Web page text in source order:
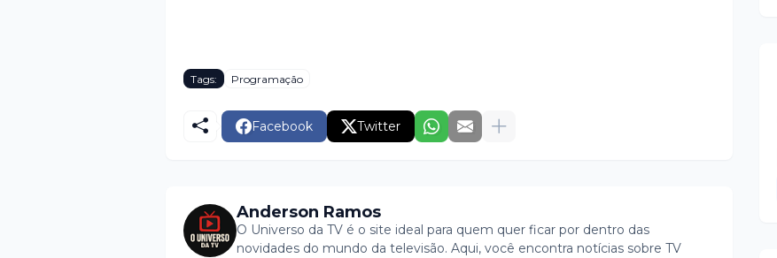
Tags: Programação
Facebook Twitter
Anderson Ramos
O Universo da TV é o site ideal para quem quer ficar por dentro das
novidades do mundo da televisão. Aqui, você encontra notícias sobre TV